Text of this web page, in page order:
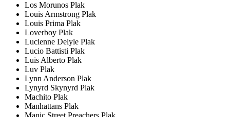
Los Morunos Plak
Louis Armstrong Plak
Louis Prima Plak
Loverboy Plak
Lucienne Delyle Plak
Lucio Battisti Plak
Luis Alberto Plak
Luv Plak
Lynn Anderson Plak
Lynyrd Skynyrd Plak
Machito Plak
Manhattans Plak
Manic Street Preachers Plak